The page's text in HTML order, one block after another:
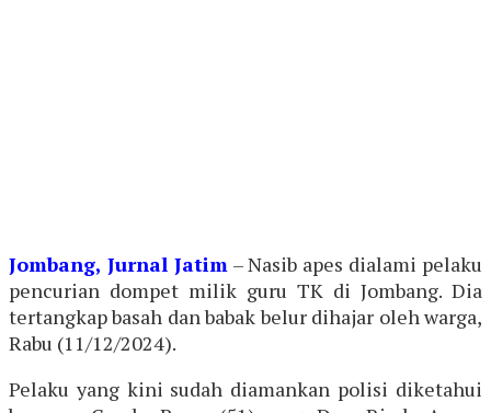
Jombang, Jurnal Jatim – Nasib apes dialami pelaku
pencurian dompet milik guru TK di Jombang. Dia
tertangkap basah dan babak belur dihajar oleh warga,
Rabu (11/12/2024).
Pelaku yang kini sudah diamankan polisi diketahui